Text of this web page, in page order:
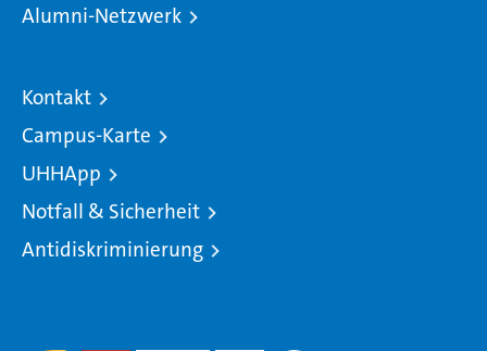
Alumni-Netzwerk
Kontakt
Campus-Karte
UHHApp
Notfall & Sicherheit
Antidiskriminierung